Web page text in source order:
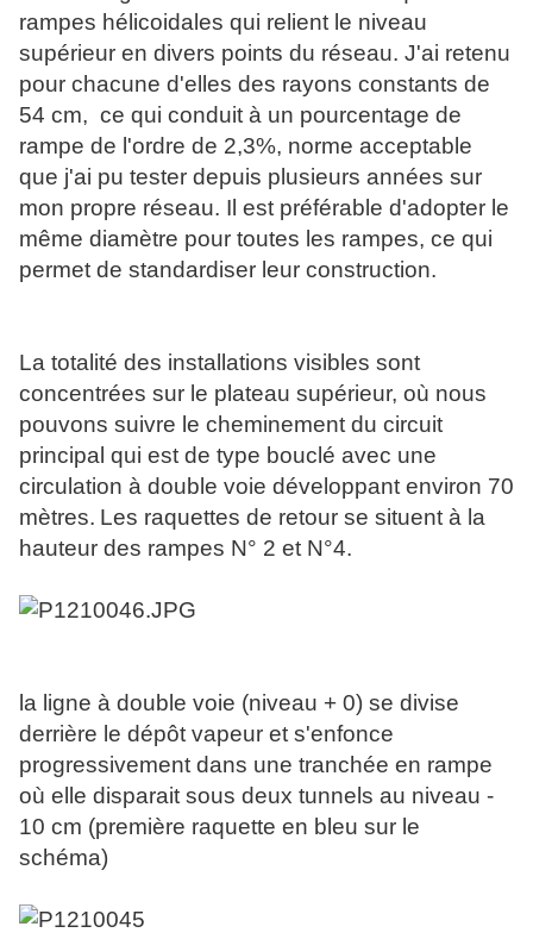
rampes hélicoidales qui relient le niveau
supérieur en divers points du réseau. J'ai retenu
pour chacune d'elles des rayons constants de
54 cm, ce qui conduit à un pourcentage de
rampe de l'ordre de 2,3%, norme acceptable
que j'ai pu tester depuis plusieurs années sur
mon propre réseau. Il est préférable d'adopter le
même diamètre pour toutes les rampes, ce qui
permet de standardiser leur construction.
La totalité des installations visibles sont
concentrées sur le plateau supérieur, où nous
pouvons suivre le cheminement du circuit
principal qui est de type bouclé avec une
circulation à double voie développant environ 70
mètres. Les raquettes de retour se situent à la
hauteur des rampes N° 2 et N°4.
la ligne à double voie (niveau + 0) se divise
derrière le dépôt vapeur et s'enfonce
progressivement dans une tranchée en rampe
où elle disparait sous deux tunnels au niveau -
10 cm (première raquette en bleu sur le
schéma)